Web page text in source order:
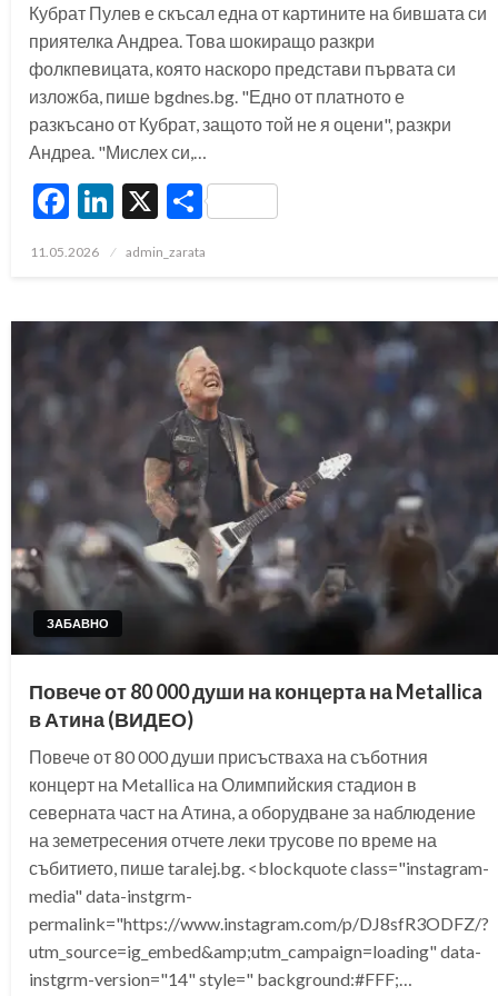
Кубрат Пулев е скъсал една от картините на бившата си
приятелка Андреа. Това шокиращо разкри
фолкпевицата, която наскоро представи първата си
изложба, пише bgdnes.bg. "Едно от платното е
разкъсано от Кубрат, защото той не я оцени", разкри
Андреа. "Мислех си,…
Facebook
LinkedIn
X Share
Posted
11.05.2026 admin_zarata
ЗАБАВНО
Повече от 80 000 души на концерта на Metallica
в Атина (ВИДЕО)
Повече от 80 000 души присъстваха на съботния
концерт на Metallica на Олимпийския стадион в
северната част на Атина, а оборудване за наблюдение
на земетресения отчете леки трусове по време на
събитието, пише taralej.bg. <blockquote class="instagram-
media" data-instgrm-
permalink="https://www.instagram.com/p/DJ8sfR3ODFZ/?
utm_source=ig_embed&amp;utm_campaign=loading" data-
instgrm-version="14" style=" background:#FFF;…